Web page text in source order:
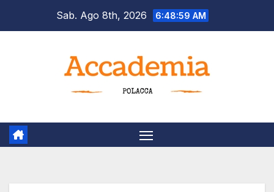
Sab. Ago 8th, 2026 6:49:00 AM